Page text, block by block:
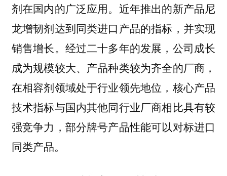
剂在国内的广泛应用。近年推出的新产品尼
龙增韧剂达到同类进口产品的指标，并实现
销售增长。经过二十多年的发展，公司成长
成为规模较大、产品种类较为齐全的厂商，
在相容剂领域处于行业领先地位，核心产品
技术指标与国内其他同行业厂商相比具有较
强竞争力，部分牌号产品性能可以对标进口
同类产品。